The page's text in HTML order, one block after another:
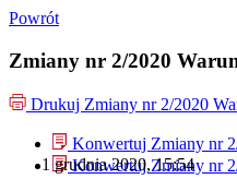
Powrót
Zmiany nr 2/2020
Drukuj Zmiany nr 2/2020
Konwertuj Zmiany nr
Konwertuj Zmiany nr
1 grudnia 2020, 15:54